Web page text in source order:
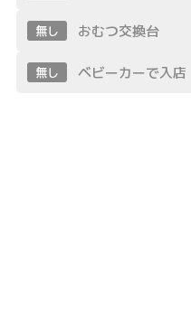
無し おむつ交換台
無し ベビーカーで入店